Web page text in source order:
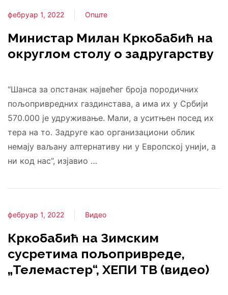
фебруар 1, 2022 Опште
Министар Милан Кркобабић на
округлом столу о задругарству
“Шанса за опстанак највећег броја породичних
пољопривредних газдинстава, а има их у Србији
570.000 је удруживање. Мали, а уситњен посед их
тера на то. Задруге као организациони облик
немају ваљану алтернативу ни у Европској унији, а
ни код нас”, изјавио …
фебруар 1, 2022 Видео
Кркобабић на Зимским
сусретима пољопривреде,
„Телемастер“, ХЕПИ ТВ (видео)